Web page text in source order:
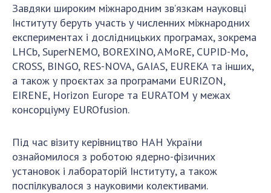
Завдяки широким міжнародним зв’язкам науковці
Інституту беруть участь у численних міжнародних
експериментах і дослідницьких програмах, зокрема
LHCb, SuperNEMO, BOREXINO, AMoRE, CUPID-Mo,
CROSS, BINGO, RES-NOVA, GAIAS, EUREKA та інших,
а також у проєктах за програмами EURIZON,
EIRENE, Horizon Europe та EURATOM у межах
консорціуму EUROfusion.
Під час візиту керівництво НАН України
ознайомилося з роботою ядерно-фізичних
установок і лабораторій Інституту, а також
поспілкувалося з науковими колективами.